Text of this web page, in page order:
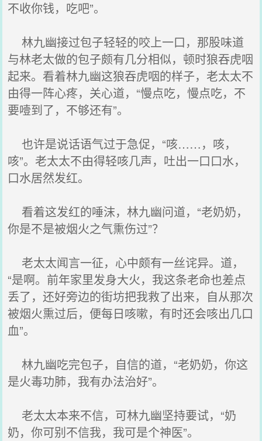
不收你钱，吃吧”。
林九幽接过包子轻轻的咬上一口，那股味道
与林老太做的包子颇有几分相似，顿时狼吞虎咽
起来。看着林九幽这狼吞虎咽的样子，老太太不
由得一阵心疼，关心道，“慢点吃，慢点吃，不
要噎到了，不够还有”。
也许是说话语气过于急促，“咳……，咳，
咳”。老太太不由得轻咳几声，吐出一口口水，
口水居然发红。
看着这发红的唾沫，林九幽问道，“老奶奶，
你是不是被烟火之气熏伤过”？
老太太闻言一征，心中颇有一丝诧异。道，
“是啊。前年家里发身大火，我这条老命也差点
丢了，还好旁边的街坊把我救了出来，自从那次
被烟火熏过后，便每日咳嗽，有时还会咳出几口
血”。
林九幽吃完包子，自信的道，“老奶奶，你这
是火毒功肺，我有办法治好”。
老太太本来不信，可林九幽坚持要试，“奶
奶，你可别不信我，我可是个神医”。